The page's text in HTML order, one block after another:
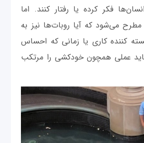
فکر کرده یا رفتار کنند. اما
می‌شود که آیا روبات‌ها نیز به
کننده کاری یا زمانی که احساس
عملی همچون خودکشی را مرتکب